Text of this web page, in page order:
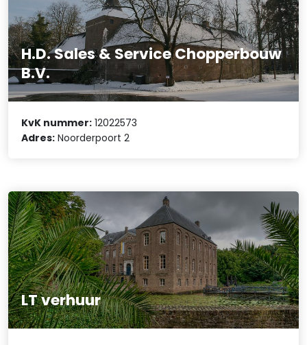
H.D. Sales & Service Chopperbouw
B.V.
KvK nummer: 12022573
Adres: Noorderpoort 2
LT verhuur